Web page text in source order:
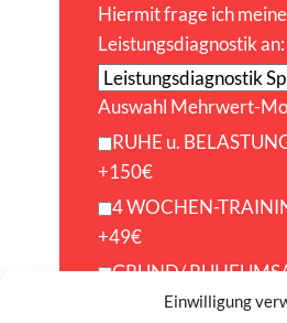
Einwilligung
Hiermit frage ich meine
Leistungsdiagnostik an:
Auswahl Mehrwert-
RUHE u.
+150€
4 WOCHEN-
+49€
GRUND/
MESSUNG +59€